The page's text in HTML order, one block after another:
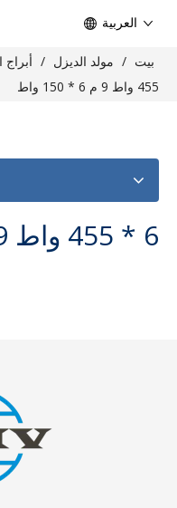
العربية
بيت / مولد الديزل / أبراج
455 واط 9 م 6 * 150 واط
6 * 455 واط 9 م 6 * 150 واط